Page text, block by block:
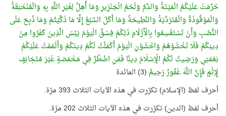
حُرِّمَتْ عَلَيْكُمُ الْمَيْتَةُ وَالدَّمُ وَلَحْمُ الْخِنْزِيرِ وَمَا أُهِلَّ لِغَيْرِ اللَّهِ بِهِ وَالْمُنْخَنِقَةُ
وَالْمَوْقُوذَةُ وَالْمُتَرَدِّيَةُ وَالنَّطِيحَةُ وَمَا أَكَلَ السَّبُعُ إِلَّا مَا ذَكَّيْتُمْ وَمَا ذُبِحَ عَلَى
النُّصُبِ وَأَنْ تَسْتَقْسِمُوا بِالْأَزْلَامِ ذَلِكُمْ فِسْقٌ الْيَوْمَ يَئِسَ الَّذِينَ كَفَرُوا مِنْ
دِينِكُمْ فَلَا تَخْشَوْهُمْ وَاخْشَوْنِ الْيَوْمَ أَكْمَلْتُ لَكُمْ دِينَكُمْ وَأَتْمَمْتُ عَلَيْكُمْ
نِعْمَتِي وَرَضِيتُ لَكُمُ الْإِسْلَامَ دِينًا فَمَنِ اضْطُرَّ فِي مَخْمَصَةٍ غَيْرَ مُتَجَانِفٍ
لِإِثْمٍ فَإِنَّ اللَّهَ غَفُورٌ رَحِيمٌ (3) المائدة
أحرف لفظ (الإسلام) تكرّرت في هذه الآيات الثلاث 393 مرّة.
أحرف لفظ (الدين) تكرّرت في هذه الآيات الثلاث 202 مرّة.